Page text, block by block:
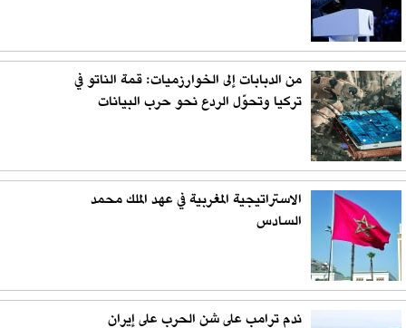
من الدبابات إلى الخوارزميات: قمة الناتو في
تركيا وتحوّل الردع نحو حرب البيانات
الاستراتيجية المغربية في عهد الملك محمد
السادس
ندم ترامب على شن الحرب على إيران